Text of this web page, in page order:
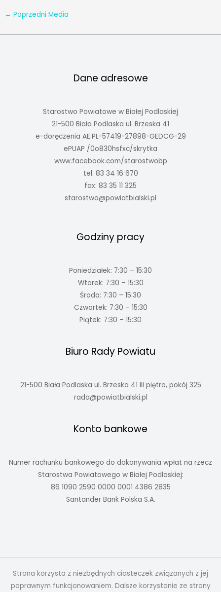
← Poprzedni Media
Dane adresowe
Starostwo Powiatowe w Białej Podlaskiej
21-500 Biała Podlaska ul. Brzeska 41
e-doręczenia AE:PL-57419-27898-GEDCG-29
ePUAP /0o830hsfxc/skrytka
www.facebook.com/starostwobp
tel: 83 34 16 670
fax: 83 35 11 325
starostwo@powiatbialski.pl
Godziny pracy
Poniedziałek: 7:30 – 15:30
Wtorek: 7:30 – 15:30
Środa: 7:30 – 15:30
Czwartek: 7:30 – 15:30
Piątek: 7:30 – 15:30
Biuro Rady Powiatu
21-500 Biała Podlaska ul. Brzeska 41 III piętro, pokój 325
rada@powiatbialski.pl
Konto bankowe
Numer rachunku bankowego do dokonywania wpłat na rzecz
Starostwa Powiatowego w Białej Podlaskiej:
86 1090 2590 0000 0001 4386 2835
Santander Bank Polska S.A.
Strona korzysta z niezbędnych ciasteczek związanych z jej
poprawnym funkcjonowaniem. Dalsze korzystanie ze strony